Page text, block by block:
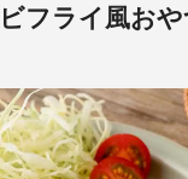
フライ風おや